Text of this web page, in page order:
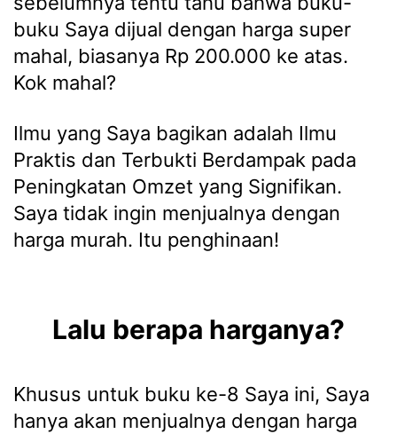
buku Saya dijual dengan harga super
mahal, biasanya Rp 200.000 ke atas.
Kok mahal?
Ilmu yang Saya bagikan adalah Ilmu
Praktis dan Terbukti Berdampak pada
Peningkatan Omzet yang Signifikan.
Saya tidak ingin menjualnya dengan
harga murah. Itu penghinaan!
Lalu berapa harganya?
Khusus untuk buku ke-8 Saya ini, Saya
hanya akan menjualnya dengan harga